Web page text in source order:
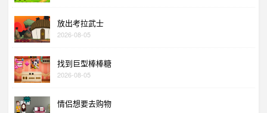
放出考拉武士
2026-08-05
找到巨型棒棒糖
2026-08-05
情侣想要去购物